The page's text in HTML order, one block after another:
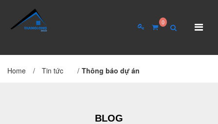
0
TRANG CHỦ GIỚI THIỆU
Home / Tin tức / Thông báo dự án
BLOG